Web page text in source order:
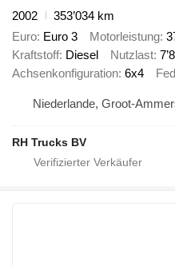
2002
353’034 km
Euro Euro 3 Motorleistung
Kraftstoff Diesel Nutzlast
Achsenkonfiguration 6x4
Niederlande, Groot-
RH Trucks BV